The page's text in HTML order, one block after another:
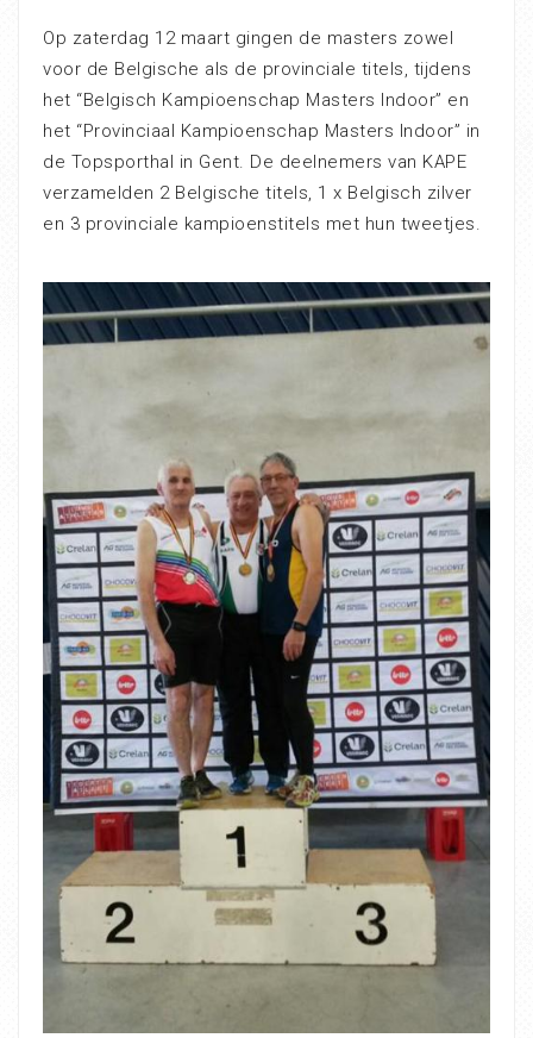
Op zaterdag 12 maart gingen de masters zowel
voor de Belgische als de provinciale titels, tijdens
het “Belgisch Kampioenschap Masters Indoor” en
het “Provinciaal Kampioenschap Masters Indoor” in
de Topsporthal in Gent. De deelnemers van KAPE
verzamelden 2 Belgische titels, 1 x Belgisch zilver
en 3 provinciale kampioenstitels met hun tweetjes.